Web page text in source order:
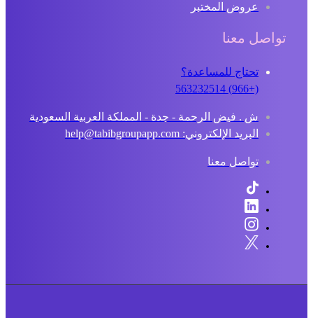
عروض المختبر
تواصل معنا
تحتاج للمساعدة؟
ش . فيض الرحمة - جدة - المملكة العربية السعودية
البريد الإلكتروني: help@tabibgroupapp.com
تواصل معنا